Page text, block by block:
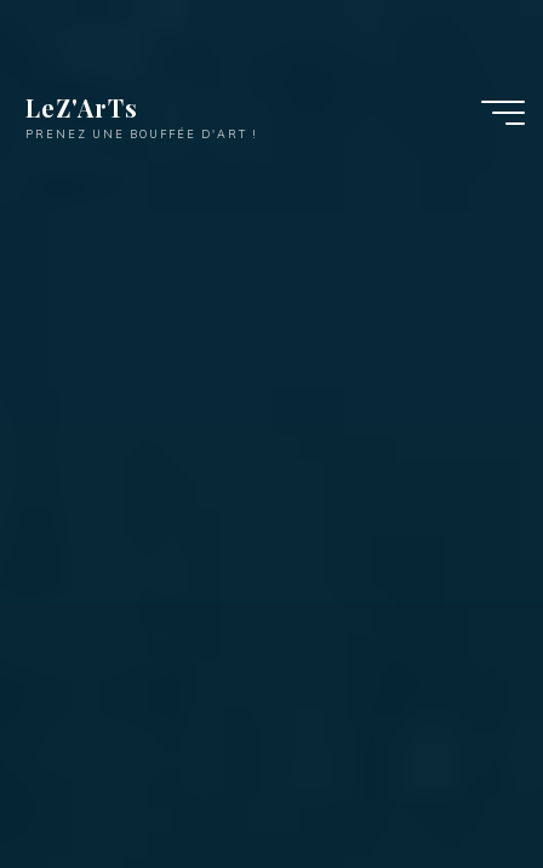
LeZ'ArTs
PRENEZ UNE BOUFFÉE D'ART !